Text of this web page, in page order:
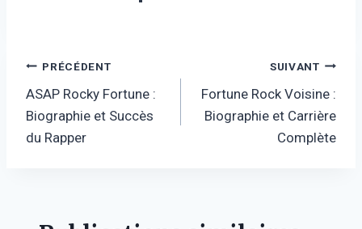
Navigation
de
l’article
PRÉCÉDENT
ASAP Rocky Fortune :
Biographie et Succès
du Rapper
SUIVANT
Fortune Rock Voisine :
Biographie et Carrière
Complète